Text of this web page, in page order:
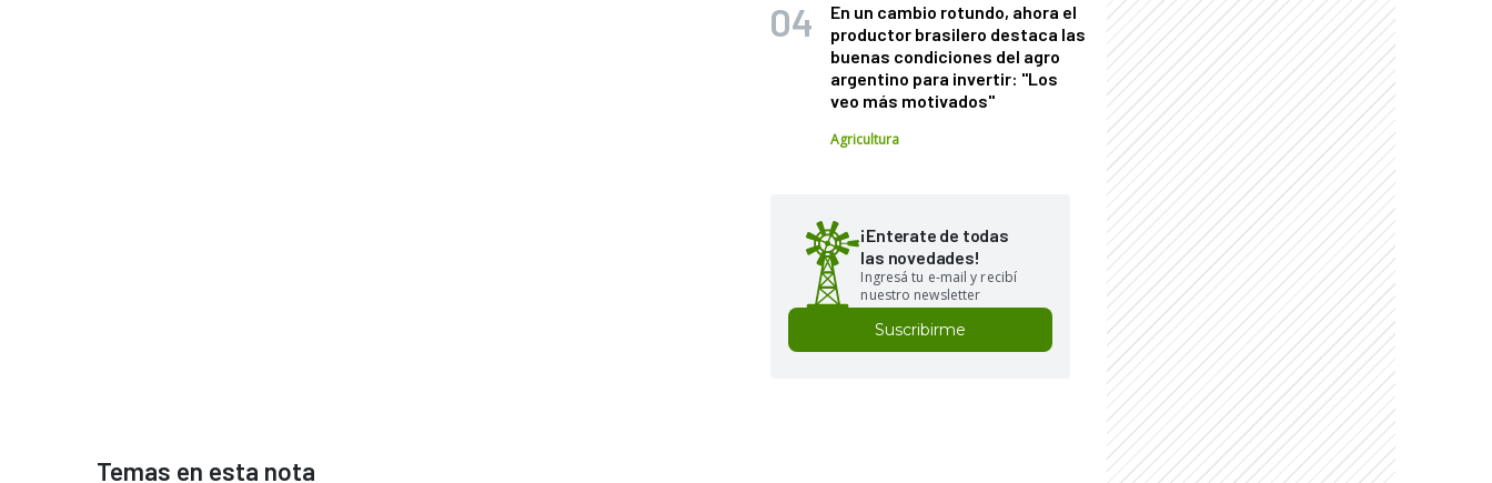
En un cambio rotundo, ahora el
productor brasilero destaca las
buenas condiciones del agro
argentino para invertir: "Los
veo más motivados"
Agricultura
¡Enterate de todas
las novedades!
Ingresá tu e-mail y recibí
nuestro newsletter
Suscribirme
Temas en esta nota